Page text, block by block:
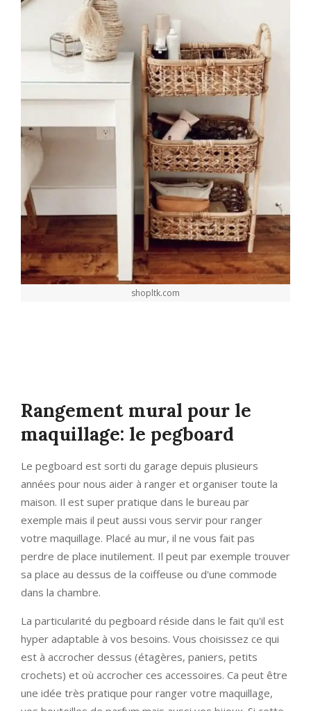
shopltk.com
Rangement mural pour le
maquillage: le pegboard
Le pegboard est sorti du garage depuis plusieurs
années pour nous aider à ranger et organiser toute la
maison. Il est super pratique dans le bureau par
exemple mais il peut aussi vous servir pour ranger
votre maquillage. Placé au mur, il ne vous fait pas
perdre de place inutilement. Il peut par exemple trouver
sa place au dessus de la coiffeuse ou d'une commode
dans la chambre.
La particularité du pegboard réside dans le fait qu'il est
hyper adaptable à vos besoins. Vous choisissez ce qui
est à accrocher dessus (étagères, paniers, petits
crochets) et où accrocher ces accessoires. Ca peut être
une idée très pratique pour ranger votre maquillage,